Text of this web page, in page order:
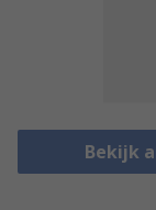
Bekijk